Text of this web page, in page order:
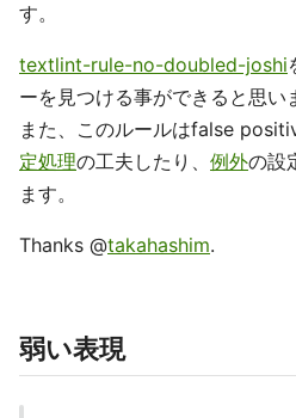
す。
textlint-rule-no-doubled-joshi
ーを見つける事ができると思い
また、このルールはfalse
定処理の工夫したり、 例外の設
ます。
Thanks @takahashim.
弱い表現